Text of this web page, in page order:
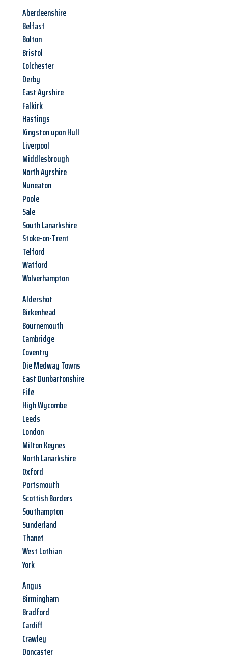
Aberdeenshire
Belfast
Bolton
Bristol
Colchester
Derby
East Ayrshire
Falkirk
Hastings
Kingston upon Hull
Liverpool
Middlesbrough
North Ayrshire
Nuneaton
Poole
Sale
South Lanarkshire
Stoke-on-Trent
Telford
Watford
Wolverhampton
Aldershot
Birkenhead
Bournemouth
Cambridge
Coventry
Die Medway Towns
East Dunbartonshire
Fife
High Wycombe
Leeds
London
Milton Keynes
North Lanarkshire
Oxford
Portsmouth
Scottish Borders
Southampton
Sunderland
Thanet
West Lothian
York
Angus
Birmingham
Bradford
Cardiff
Crawley
Doncaster